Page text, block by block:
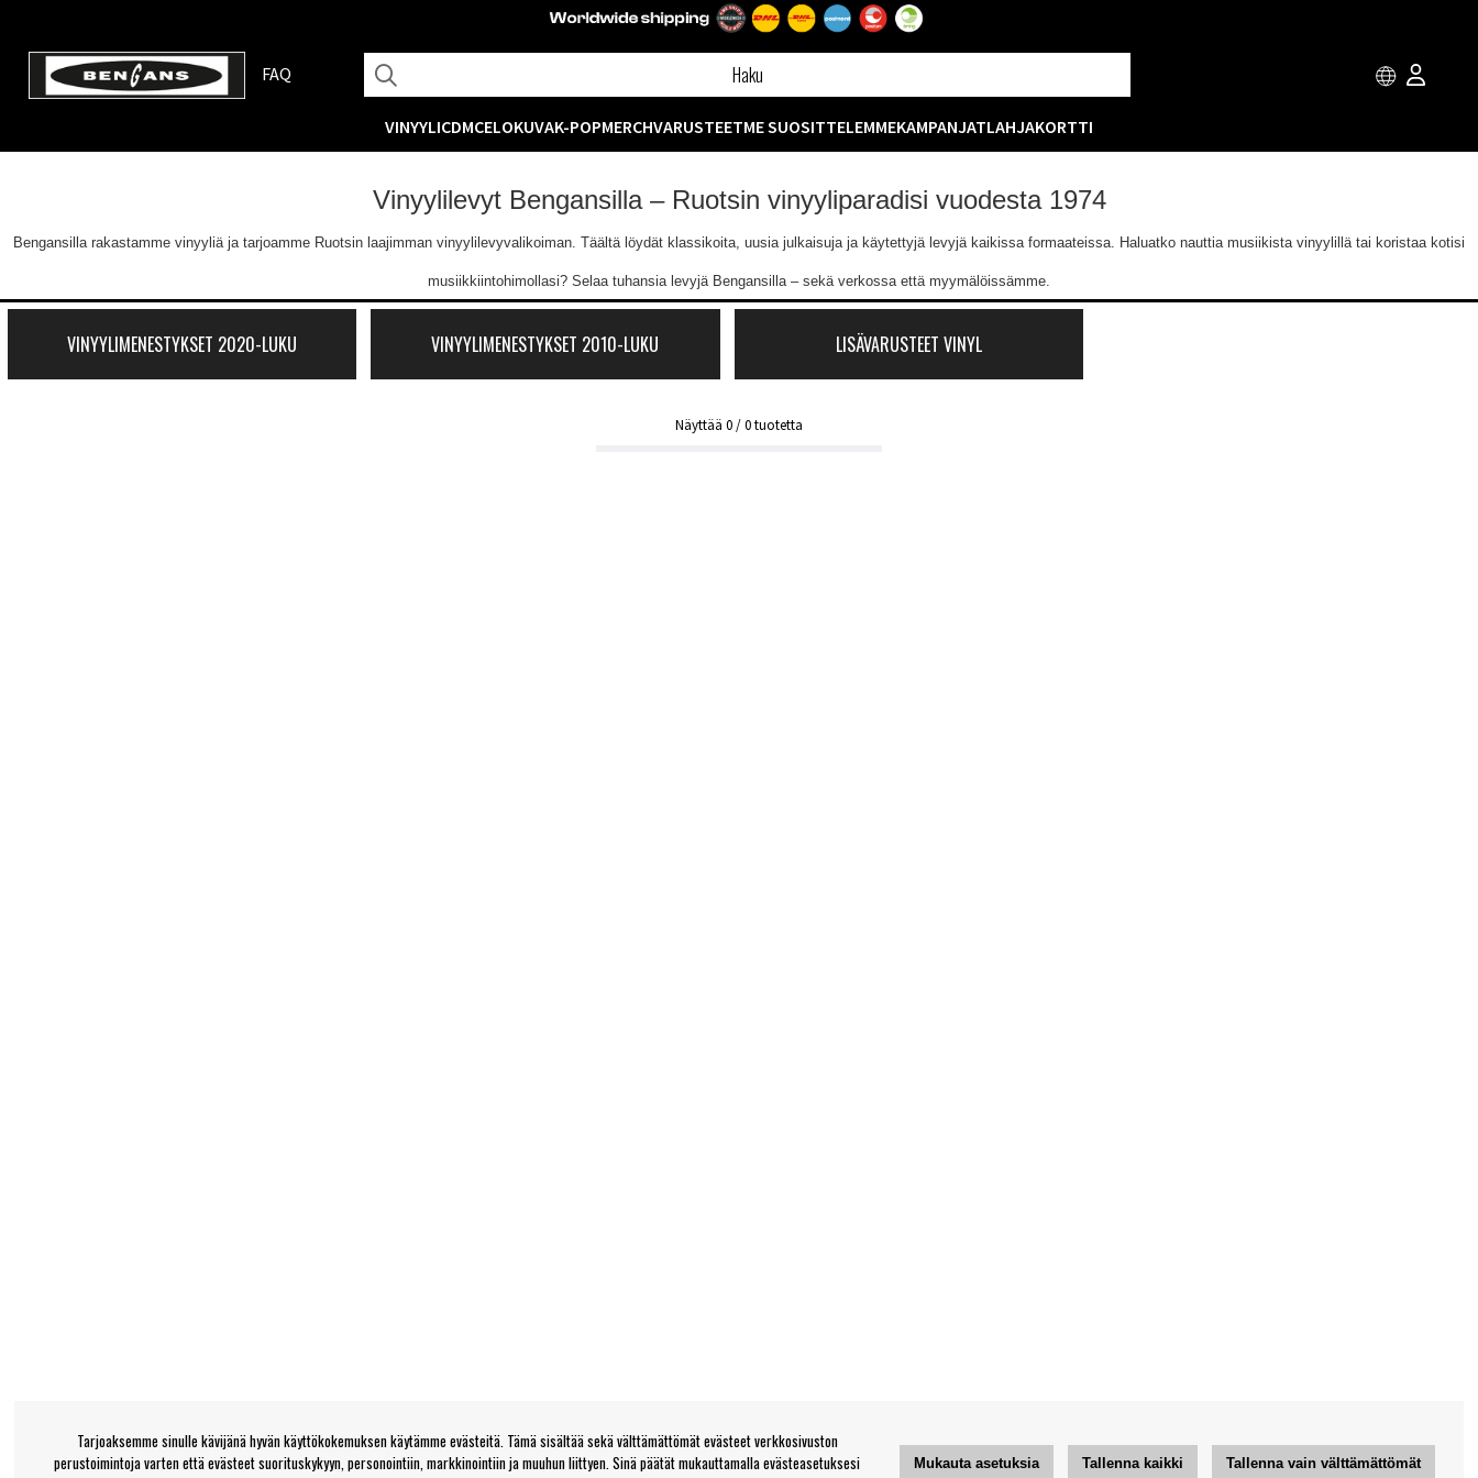
FAQ
VINYYLICDMCELOKUVAK-POPMERCHVARUSTEETME SUOSITTELEMMEKAMPANJATLAHJAKORTTI
Vinyylilevyt Bengansilla – Ruotsin vinyyliparadisi vuodesta 1974
Bengansilla rakastamme vinyyliä ja tarjoamme Ruotsin laajimman vinyylilevyvalikoiman. Täältä löydät klassikoita, uusia julkaisuja ja käytettyjä levyjä kaikissa formaateissa. Haluatko nauttia musiikista vinyylillä tai koristaa kotisi
musiikkiintohimollasi? Selaa tuhansia levyjä Bengansilla – sekä verkossa että myymälöissämme.
VINYYLIMENESTYKSET 2020-LUKU VINYYLIMENESTYKSET 2010-LUKU LISÄVARUSTEET VINYL
Näyttää 0/0tuotetta
Tarjoaksemme sinulle kävijänä hyvän käyttökokemuksen käytämme evästeitä. Tämä sisältää sekä välttämättömät evästeet verkkosivuston
perustoimintoja varten että evästeet suorituskykyyn, personointiin, markkinointiin ja muuhun liittyen. Sinä päätät mukauttamalla evästeasetuksesi
Mukauta asetuksia Tallenna kaikki Tallenna vain välttämättömät